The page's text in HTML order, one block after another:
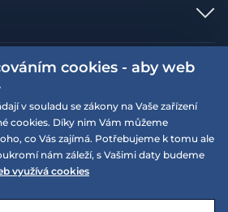
zboží
klubu
zajišťujeSIMPLIA.cz
cookies - aby web
v souladu se zákony na Vaše zařízení
cookies. Díky nim Vám můžeme
co Vás zajímá. Potřebujeme k tomu ale
nám záleží, s Vašimi daty budeme
využívá cookies